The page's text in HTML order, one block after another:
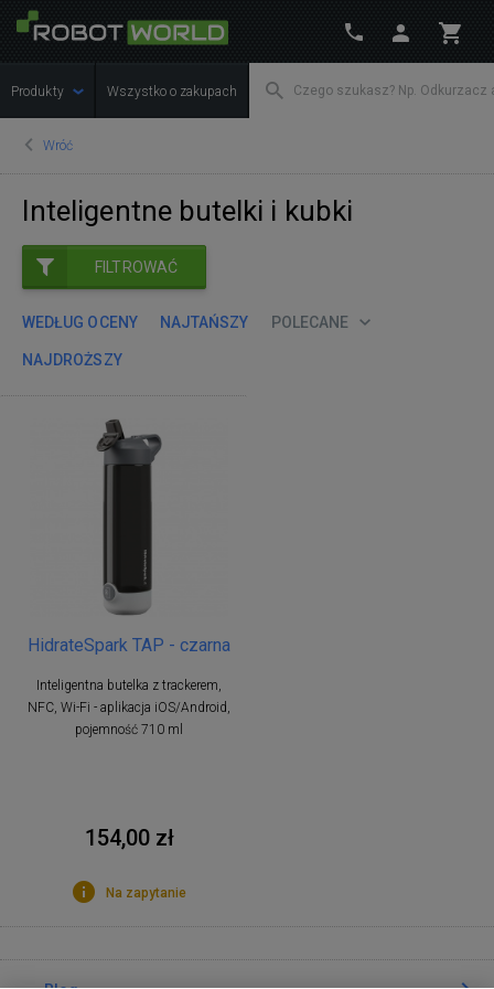
Produkty Wszystko o zakupach
Wróć
Inteligentne butelki i kubki
FILTROWAĆ
WEDŁUG OCENY NAJTAŃSZY POLECANE
NAJDROŻSZY
HidrateSpark TAP - czarna
Inteligentna butelka z trackerem,
NFC, Wi-Fi - aplikacja iOS/Android,
pojemność 710 ml
154,00 zł
Na zapytanie